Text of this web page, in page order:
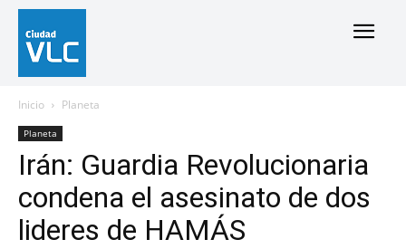
Inicio Planeta
Planeta
Irán: Guardia Revolucionaria
condena el asesinato de dos
lideres de HAMÁS